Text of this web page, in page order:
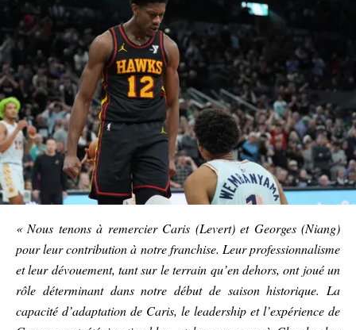
« Nous tenons à remercier Caris (Levert) et Georges (Niang)
pour leur contribution à notre franchise. Leur professionnalisme
et leur dévouement, tant sur le terrain qu’en dehors, ont joué un
rôle déterminant dans notre début de saison historique. La
capacité d’adaptation de Caris, le leadership et l’expérience de